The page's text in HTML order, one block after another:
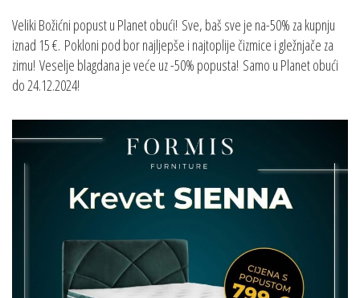
Veliki Božićni popust u Planet obući! Sve, baš sve je na-50% za kupnju
iznad 15 €. Pokloni pod bor najljepše i najtoplije čizmice i gležnjače za
zimu! Veselje blagdana je veće uz -50% popusta! Samo u Planet obući
do 24.12.2024!